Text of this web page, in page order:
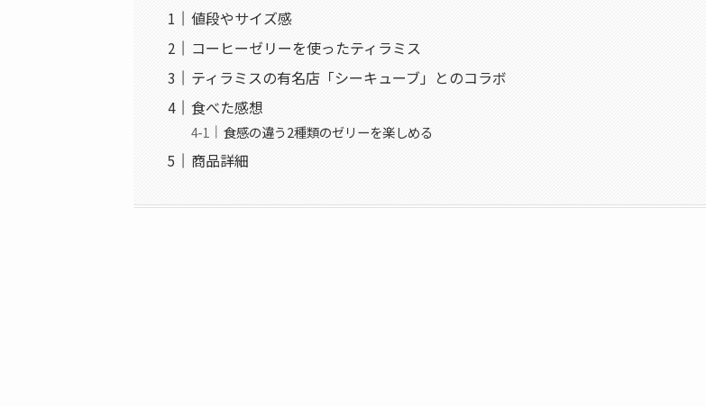
値段やサイズ感
コーヒーゼリーを使ったティラミス
ティラミスの有名店「シーキューブ」とのコラボ
食べた感想
食感の違う2種類のゼリーを楽しめる
商品詳細